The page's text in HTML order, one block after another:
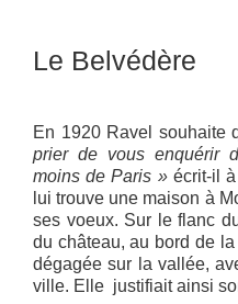
Le Belvédère
En 1920 Ravel souhaite
prier de vous enquérir
moins de Paris » écrit-il
lui trouve une maison à
ses voeux. Sur le flanc
du château, au bord de
dégagée sur la vallée,
ville. Elle justifiait ainsi